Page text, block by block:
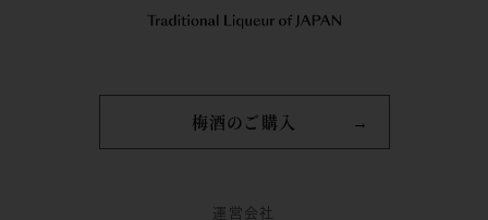
梅酒のご購入
運営会社